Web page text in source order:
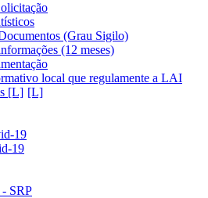
(Grau Sigilo)
(12 meses)
local que regulamente a LAI
[L]
19
19
- SRP